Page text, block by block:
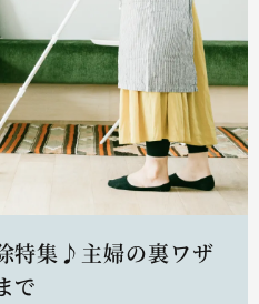
特集♪主婦の裏ワザ
で